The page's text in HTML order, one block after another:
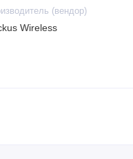
(вендор)
Wireless